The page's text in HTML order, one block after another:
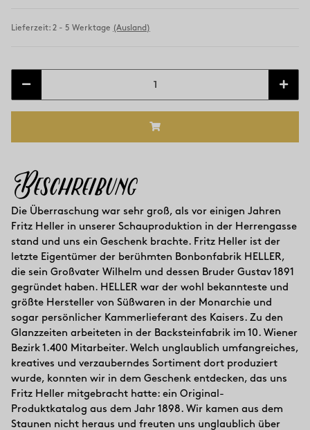
Lieferzeit: 2 - 5 Werktage (Ausland)
Beschreibung
Die Überraschung war sehr groß, als vor einigen Jahren
Fritz Heller in unserer Schauproduktion in der Herrengasse
stand und uns ein Geschenk brachte. Fritz Heller ist der
letzte Eigentümer der berühmten Bonbonfabrik HELLER,
die sein Großvater Wilhelm und dessen Bruder Gustav 1891
gegründet haben. HELLER war der wohl bekannteste und
größte Hersteller von Süßwaren in der Monarchie und
sogar persönlicher Kammerlieferant des Kaisers. Zu den
Glanzzeiten arbeiteten in der Backsteinfabrik im 10. Wiener
Bezirk 1.400 Mitarbeiter. Welch unglaublich umfangreiches,
kreatives und verzauberndes Sortiment dort produziert
wurde, konnten wir in dem Geschenk entdecken, das uns
Fritz Heller mitgebracht hatte: ein Original-
Produktkatalog aus dem Jahr 1898. Wir kamen aus dem
Staunen nicht heraus und freuten uns unglaublich über